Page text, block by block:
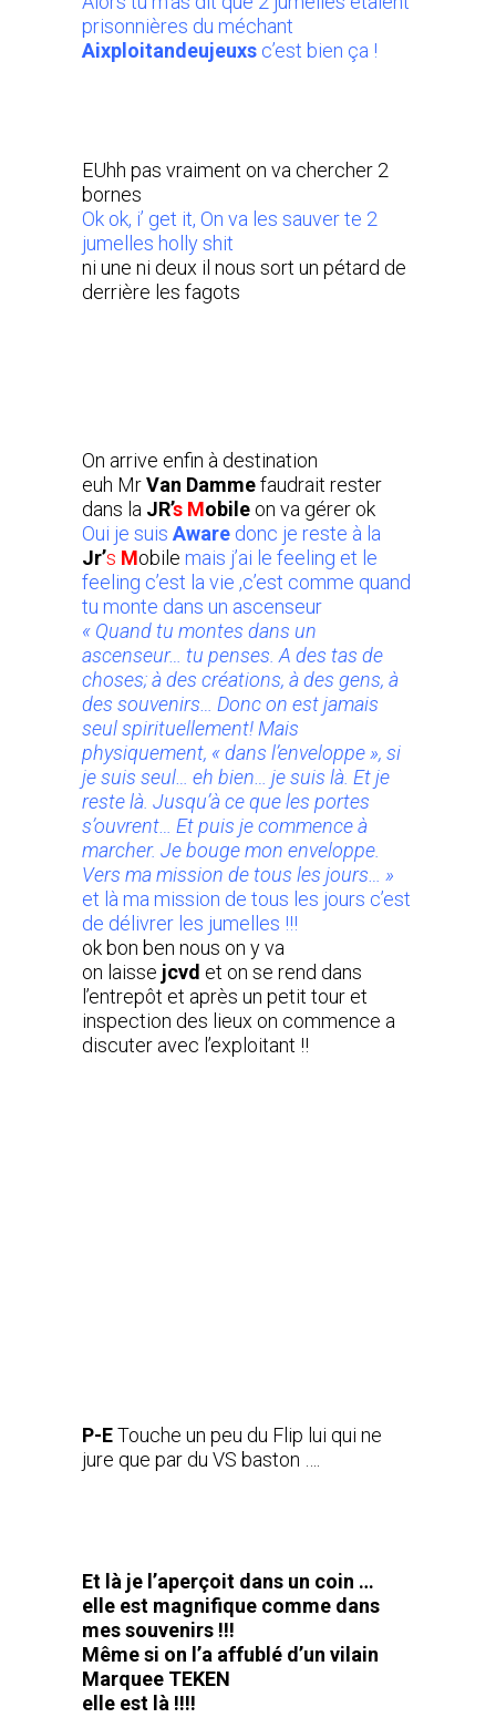
prisonnières du méchant
Aixploitandeujeuxs c’est bien ça !
EUhh pas vraiment on va chercher 2
bornes
Ok ok, i’ get it, On va les sauver te 2
jumelles holly shit
ni une ni deux il nous sort un pétard de
derrière les fagots
On arrive enfin à destination
euh MrVan Dammefaudrait rester
dans la JR’s Mobile on va gérer ok
Oui je suis Aware donc je reste à la
Jr’s Mobile mais j’ai le feeling et le
feeling c’est la vie ,c’est comme quand
tu monte dans un ascenseur
« Quand tu montes dans un
ascenseur… tu penses. A des tas de
choses; à des créations, à des gens, à
des souvenirs… Donc on est jamais
seul spirituellement! Mais
physiquement, « dans l’enveloppe », si
je suis seul… eh bien… je suis là. Et je
reste là. Jusqu’à ce que les portes
s’ouvrent… Et puis je commence à
marcher. Je bouge mon enveloppe.
Vers ma mission de tous les jours… »
et là ma mission de tous les jours c’est
de délivrer les jumelles !!!
ok bon ben nous on y va
on laisse jcvd et on se rend dans
l’entrepôt et après un petit tour et
inspection des lieux on commence a
discuter avec l’exploitant !!
P-ETouche un peu du Flip lui qui ne
jure que par du VS baston ….
Et là je l’aperçoit dans un coin …
elle est magnifique comme dans
mes souvenirs !!!
Même si on l’a affublé d’un vilain
Marquee TEKEN
elle est là !!!!